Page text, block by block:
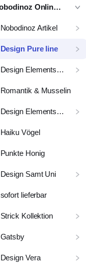
Nobodinoz Online Shop
Nobodinoz Artikel
Design Pure line
Design Elements Line
Romantik & Musselin
Design Elements uni
Haiku Vögel
Punkte Honig
Design Samt Uni
sofort lieferbar
Strick Kollektion
Gatsby
Design Vera